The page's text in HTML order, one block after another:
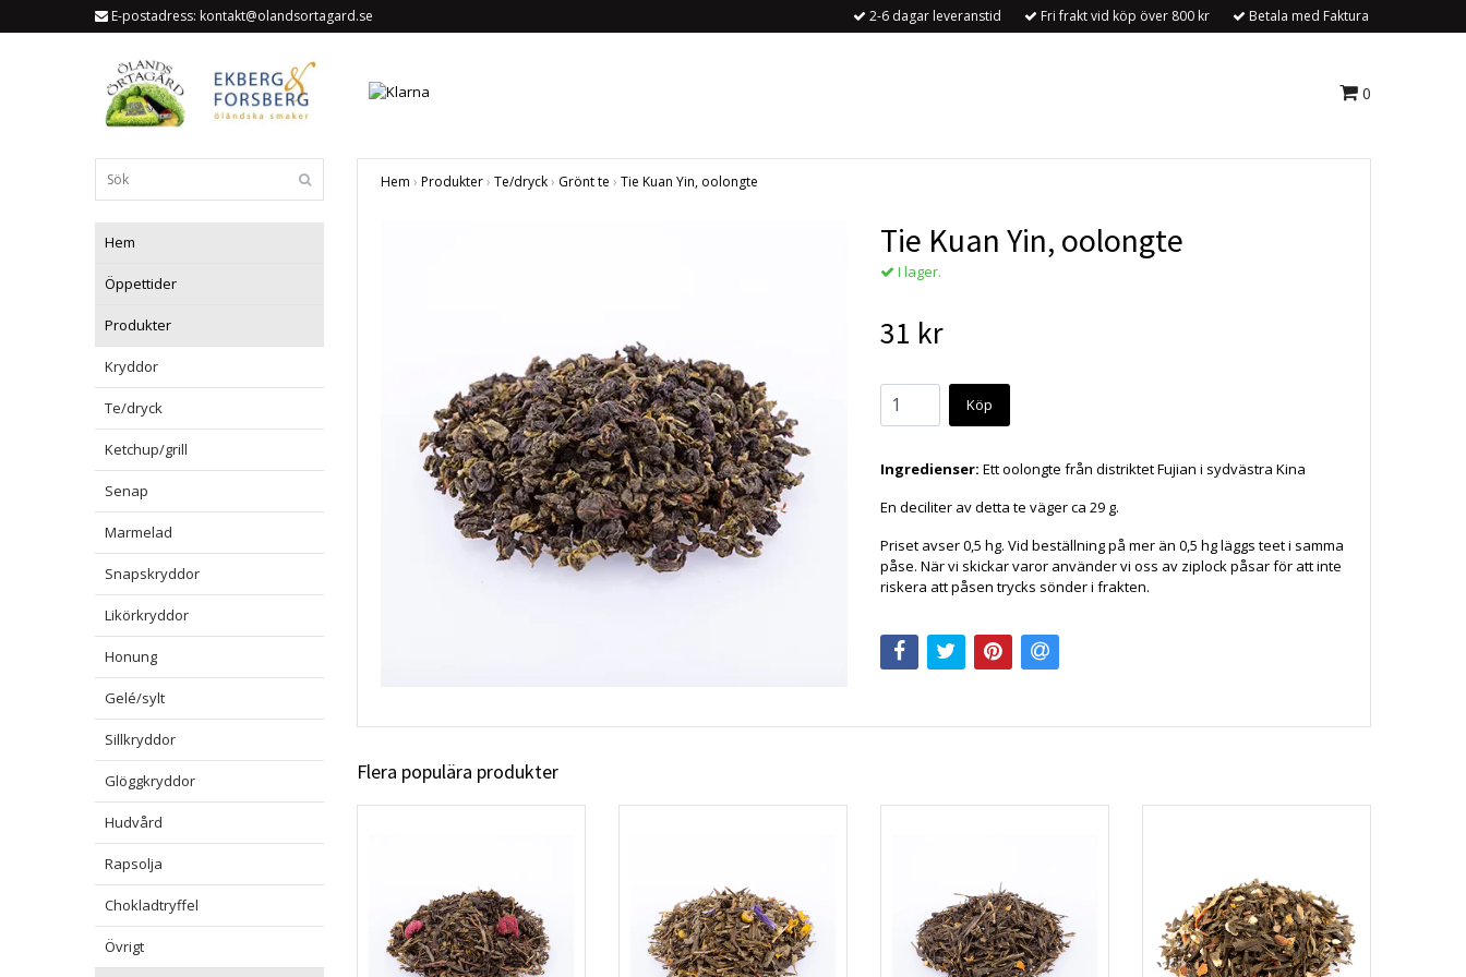
E-postadress: kontakt@olandsortagard.se 2-6 dagar leveranstid Fri frakt vid köp över 800 kr Betala med Faktura
0
Hem
Öppettider
Produkter
Kryddor
Te/dryck
Ketchup/grill
Senap
Marmelad
Snapskryddor
Likörkryddor
Honung
Gelé/sylt
Sillkryddor
Glöggkryddor
Hudvård
Rapsolja
Chokladtryffel
Övrigt
Hem › Produkter› Te/dryck› Grönt te › Tie Kuan Yin, oolongte
Tie Kuan Yin, oolongte
I lager.
31 kr
Köp
Ingredienser: Ett oolongte från distriktet Fujian i sydvästra Kina
En deciliter av detta te väger ca 29 g.
Priset avser 0,5 hg. Vid beställning på mer än 0,5 hg läggs teet i samma
påse. När vi skickar varor använder vi oss av ziplock påsar för att inte
riskera att påsen trycks sönder i frakten.
Flera populära produkter